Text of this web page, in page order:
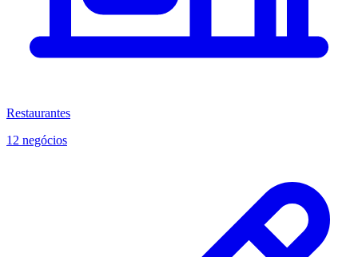
Restaurantes
12 negócios